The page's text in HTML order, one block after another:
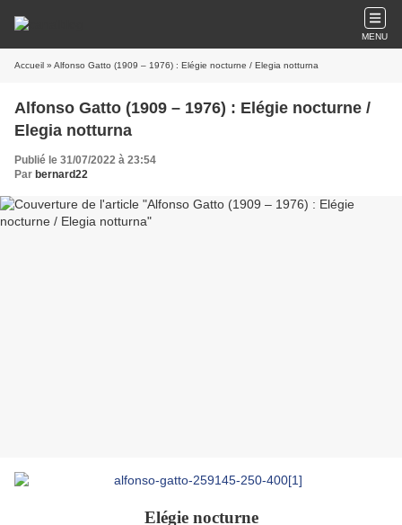
MENU
Accueil » Alfonso Gatto (1909 – 1976) : Elégie nocturne / Elegia notturna
Alfonso Gatto (1909 – 1976) : Elégie nocturne /
Elegia notturna
Publié le 31/07/2022 à 23:54
Par bernard22
Elégie nocturne